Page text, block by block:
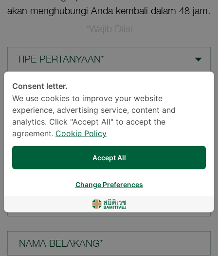
akan menghubungi Anda kembali dalam 48 jam.
*Wajib Diisi
TIPE PERTANYAAN*
LOKASI*
PERTANYAAN ANDA*
NAMA BELAKANG*
Consent letter.
We use cookies to improve your website
experience, advertising service, content and
analytics. Click "Accept All" to accept the
agreement. Cookie Policy
Accept All
Change Preferences